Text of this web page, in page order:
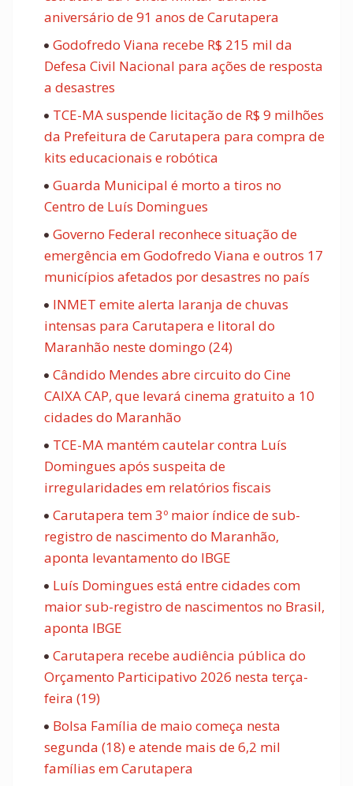
aniversário de 91 anos de Carutapera
Godofredo Viana recebe R$ 215 mil da
Defesa Civil Nacional para ações de resposta
a desastres
TCE-MA suspende licitação de R$ 9 milhões
da Prefeitura de Carutapera para compra de
kits educacionais e robótica
Guarda Municipal é morto a tiros no
Centro de Luís Domingues
Governo Federal reconhece situação de
emergência em Godofredo Viana e outros 17
municípios afetados por desastres no país
INMET emite alerta laranja de chuvas
intensas para Carutapera e litoral do
Maranhão neste domingo (24)
Cândido Mendes abre circuito do Cine
CAIXA CAP, que levará cinema gratuito a 10
cidades do Maranhão
TCE-MA mantém cautelar contra Luís
Domingues após suspeita de
irregularidades em relatórios fiscais
Carutapera tem 3º maior índice de sub-
registro de nascimento do Maranhão,
aponta levantamento do IBGE
Luís Domingues está entre cidades com
maior sub-registro de nascimentos no Brasil,
aponta IBGE
Carutapera recebe audiência pública do
Orçamento Participativo 2026 nesta terça-
feira (19)
Bolsa Família de maio começa nesta
segunda (18) e atende mais de 6,2 mil
famílias em Carutapera